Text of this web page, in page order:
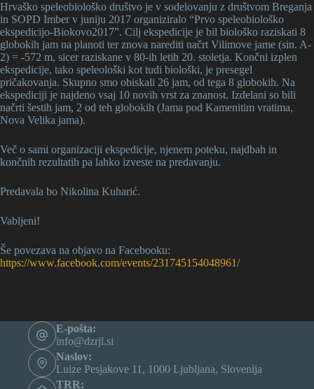
Hrvaško speleobiološko društvo je v sodelovanju z društvom Breganja
in SOPD Imber v juniju 2017 organiziralo “Prvo speleobiološko
ekspedicijo-Biokovo2017”. Cilj ekspedicije je bil biološko raziskati 8
globokih jam na planoti ter znova narediti načrt Vilimove jame (sin. A-
2) = -572 m, sicer raziskane v 80-ih letih 20. stoletja. Končni izplen
ekspedicije, tako speleološki kot tudi biološki, je presegel
pričakovanja. Skupno smo obiskali 26 jam, od tega 8 globokih. Na
ekspediciji je najdeno vsaj 10 novih vrst za znanost. Izdelani so bili
načrti šestih jam, 2 od teh globokih (Jama pod Kamenitim vratima,
Nova Velika jama).
Več o sami organizaciji ekspedicije, njenem poteku, najdbah in
končnih rezultatih pa lahko izveste na predavanju.
Predavala bo Nikolina Kuharić.
Vabljeni!
Še povezava na objavo na Facebooku:
https://www.facebook.com/events/231745154048961/
E-pošta:
info@dzrjl.si
Naslov:
Luize Pesjakove 11, 1000 Ljubljana, Slovenija
TRR: